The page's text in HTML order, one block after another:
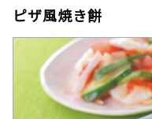
ピザ風焼き餅